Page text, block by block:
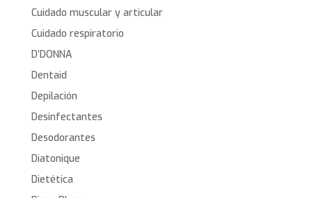
Cuidado muscular y articular
Cuidado respiratorio
D’DONNA
Dentaid
Depilación
Desinfectantes
Desodorantes
Diatonique
Dietética